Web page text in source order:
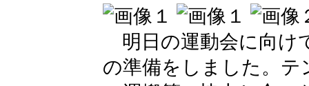
明日の運動会に向け
の準備をしました。